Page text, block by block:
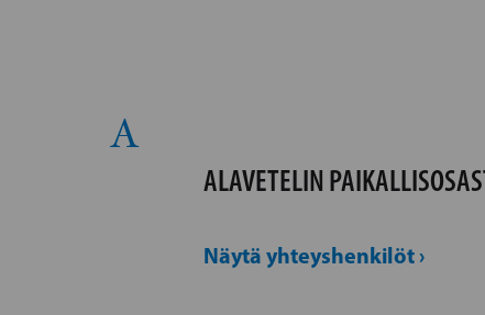
A
ALAVETELIN
Näytä yhteyshenkilöt ›